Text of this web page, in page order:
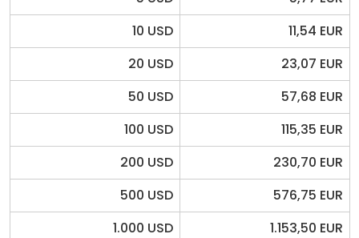
10 USD
11,54 EUR
20 USD
23,07 EUR
50 USD
57,68 EUR
100 USD
115,35 EUR
200 USD
230,70 EUR
500 USD
576,75 EUR
1.000 USD
1.153,50 EUR